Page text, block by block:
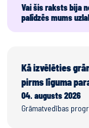
Vai šis raksts bija
palīdzēs mums
Kā izvēlēties
pirms līguma
04. augusts 2026
Grāmatvedības